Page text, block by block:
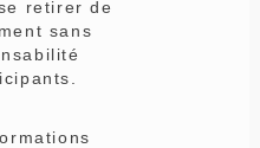
retirer de
sans